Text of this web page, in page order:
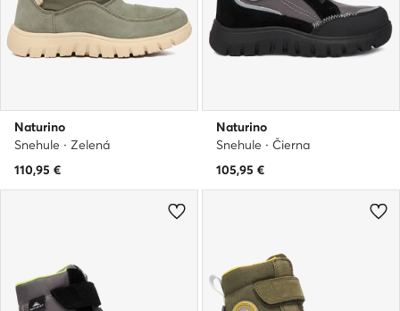
Naturino
Snehule · Zelená
110,95 €
Naturino
Snehule · Čierna
105,95 €